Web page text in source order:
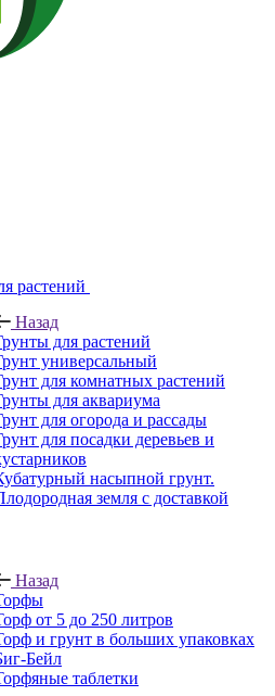
растений
Назад
для растений
универсальный
для комнатных растений
для аквариума
для огорода и рассады
для посадки деревьев и
насыпной грунт.
земля с доставкой
Назад
от 5 до 250 литров
и грунт в больших упаковках
Бейл
таблетки